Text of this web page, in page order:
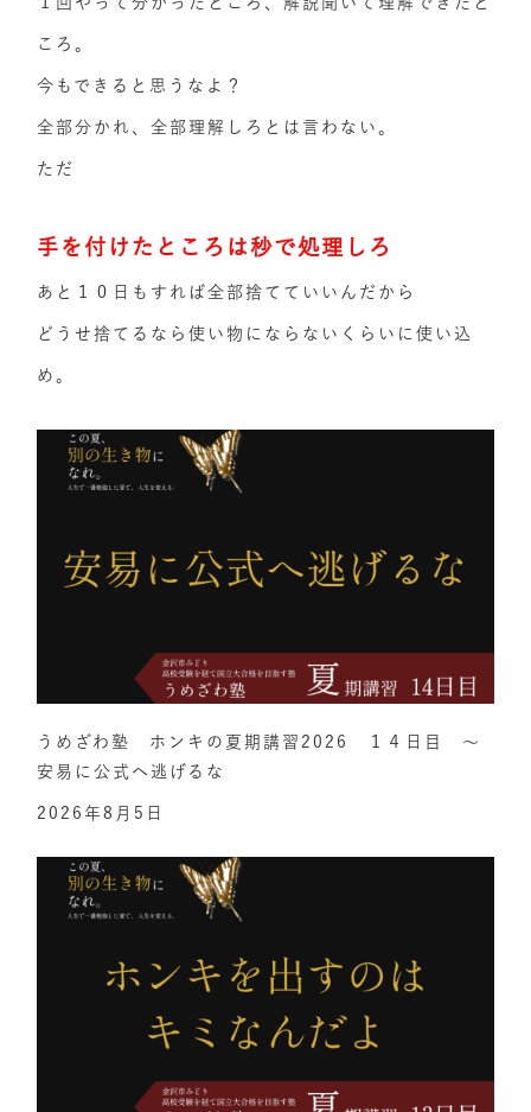
ころ。
今もできると思うなよ？
全部分かれ、全部理解しろとは言わない。
ただ
手を付けたところは秒で処理しろ
あと１０日もすれば全部捨てていいんだから
どうせ捨てるなら使い物にならないくらいに使い込
め。
うめざわ塾 ホンキの夏期講習2026 １４日目 ～
安易に公式へ逃げるな
2026年8月5日